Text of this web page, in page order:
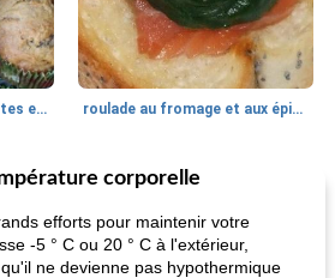
Muffins géants aux carottes et à la banane de Nif roulade au fromage et aux épinards
30min Viande et volaille
corporelle
efforts pour maintenir votre
-5 ° C ou 20 ° C à l'extérieur,
ne devienne pas hypothermique